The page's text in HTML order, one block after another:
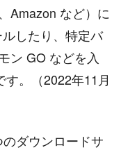
Amazon など）に
したり、特定バ
ン GO などを入
。（2022年11月
のダウンロードサ